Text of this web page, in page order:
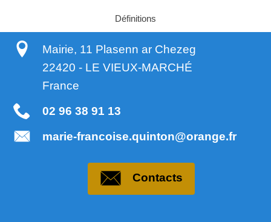
Définitions
Mairie, 11 Plasenn ar Chezeg
22420 - LE VIEUX-MARCHÉ
France
02 96 38 91 13
marie-francoise.quinton@orange.fr
Contacts